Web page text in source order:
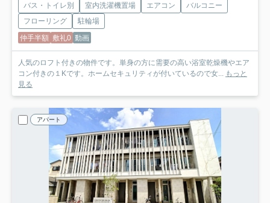
バス・トイレ別 室内洗濯機置場 エアコン
バルコニー
フローリング
駐輪場
仲手半額 敷礼0 動画
人気のロフト付きの物件です。単身の方に需要の高い浴室乾燥機やエア
コン付きの１Kです。ホームセキュリティが付いているので女...
もっと
見る
アパート